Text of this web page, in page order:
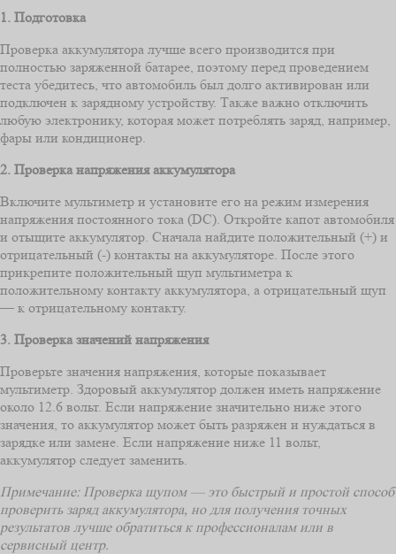
1. Подготовка
Проверка аккумулятора лучше всего производится при
полностью заряженной батарее, поэтому перед проведением
теста убедитесь, что автомобиль был долго активирован или
подключен к зарядному устройству. Также важно отключить
любую электронику, которая может потреблять заряд, например,
фары или кондиционер.
2. Проверка напряжения аккумулятора
Включите мультиметр и установите его на режим измерения
напряжения постоянного тока (DC). Откройте капот автомобиля
и отыщите аккумулятор. Сначала найдите положительный (+) и
отрицательный (-) контакты на аккумуляторе. После этого
прикрепите положительный щуп мультиметра к
положительному контакту аккумулятора, а отрицательный щуп
— к отрицательному контакту.
3. Проверка значений напряжения
Проверьте значения напряжения, которые показывает
мультиметр. Здоровый аккумулятор должен иметь напряжение
около 12.6 вольт. Если напряжение значительно ниже этого
значения, то аккумулятор может быть разряжен и нуждаться в
зарядке или замене. Если напряжение ниже 11 вольт,
аккумулятор следует заменить.
Примечание: Проверка щупом — это быстрый и простой способ
проверить заряд аккумулятора, но для получения точных
результатов лучше обратиться к профессионалам или в
сервисный центр.